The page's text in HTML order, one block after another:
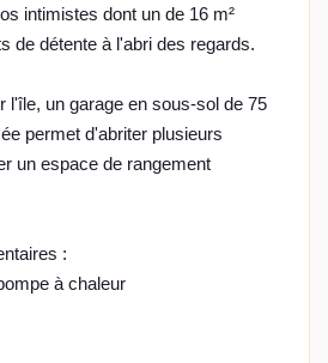
intimistes dont un de 16 m²
de détente à l'abri des regards.
l'île, un garage en sous-sol de 75
permet d'abriter plusieurs
un espace de rangement
:
à chaleur